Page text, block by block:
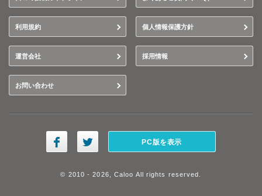
利用規約 個人情報保護方針
運営会社 採用情報
お問い合わせ
PC版を表示
© 2010 - 2026, Caloo All rights reserved.